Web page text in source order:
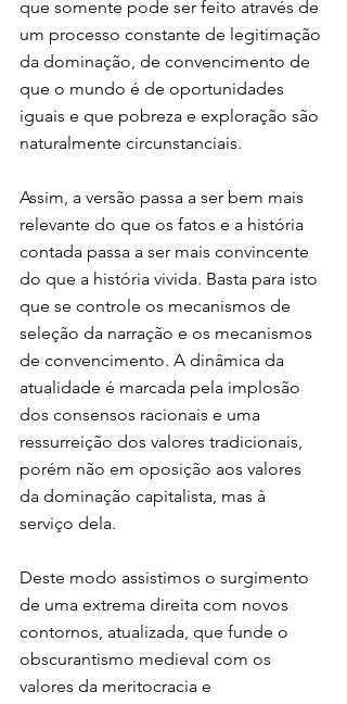
que somente pode ser feito através de
um processo constante de legitimação
da dominação, de convencimento de
que o mundo é de oportunidades
iguais e que pobreza e exploração são
naturalmente circunstanciais.
Assim, a versão passa a ser bem mais
relevante do que os fatos e a história
contada passa a ser mais convincente
do que a história vivida. Basta para isto
que se controle os mecanismos de
seleção da narração e os mecanismos
de convencimento. A dinâmica da
atualidade é marcada pela implosão
dos consensos racionais e uma
ressurreição dos valores tradicionais,
porém não em oposição aos valores
da dominação capitalista, mas à
serviço dela.
Deste modo assistimos o surgimento
de uma extrema direita com novos
contornos, atualizada, que funde o
obscurantismo medieval com os
valores da meritocracia e